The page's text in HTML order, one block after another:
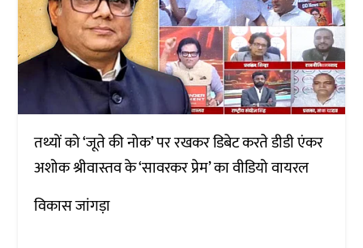
तथ्यों को ‘जूते की नोक’ पर रखकर डिबेट करते डीडी एंकर
अशोक श्रीवास्तव के ‘सावरकर प्रेम’ का वीडियो वायरल
विकास जांगड़ा